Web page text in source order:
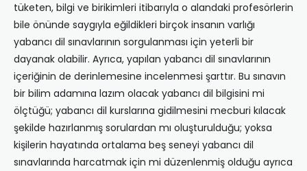
tüketen, bilgi ve birikimleri itibarıyla o alandaki profesörlerin
bile önünde saygıyla eğildikleri birçok insanın varlığı
yabancı dil sınavlarının sorgulanması için yeterli bir
dayanak olabilir. Ayrıca, yapılan yabancı dil sınavlarının
içeriğinin de derinlemesine incelenmesi şarttır. Bu sınavın
bir bilim adamına lazım olacak yabancı dil bilgisini mi
ölçtüğü; yabancı dil kurslarına gidilmesini mecburi kılacak
şekilde hazırlanmış sorulardan mı oluşturulduğu; yoksa
kişilerin hayatında ortalama beş seneyi yabancı dil
sınavlarında harcatmak için mi düzenlenmiş olduğu ayrıca